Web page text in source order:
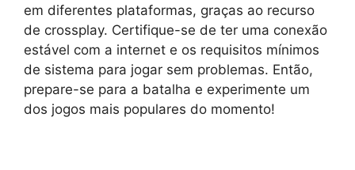
em diferentes plataformas, graças ao recurso
de crossplay. Certifique-se de ter uma conexão
estável com a internet e os requisitos mínimos
de sistema para jogar sem problemas. Então,
prepare-se para a batalha e experimente um
dos jogos mais populares do momento!